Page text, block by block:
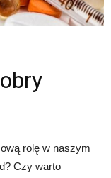
rolę w naszym
Czy warto